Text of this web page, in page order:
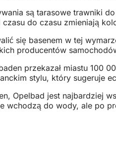
są tarasowe trawniki
do czasu zmieniają
się basenem w tej
producentów
przekazał miastu 100
stylu, który sugeruje
Opelbad jest najbardziej
wchodzą do wody, ale po